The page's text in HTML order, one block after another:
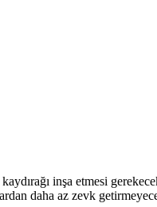
inşa etmesi
daha az zevk